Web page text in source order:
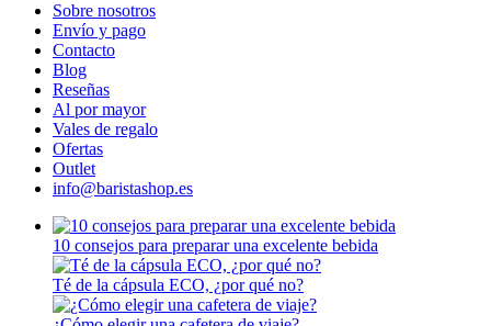
Sobre nosotros
Envío y pago
Contacto
Blog
Reseñas
Al por mayor
Vales de regalo
Ofertas
Outlet
info@baristashop.es
10 consejos para preparar una excelente bebida
Té de la cápsula ECO, ¿por qué no?